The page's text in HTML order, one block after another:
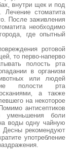
внутри щек и под
стоматита
После заживления
необходимо
где опытный
ротовой
то перво-наперво
полость рта
в организм
или людей
полости рта
а также
на некоторое
антисептиков
уменьшения боли
воды одну чайную
Десны рекомендуют
употребление